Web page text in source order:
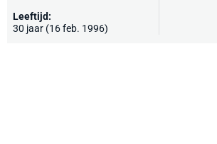
Leeftijd:
30 jaar (16 feb. 1996)